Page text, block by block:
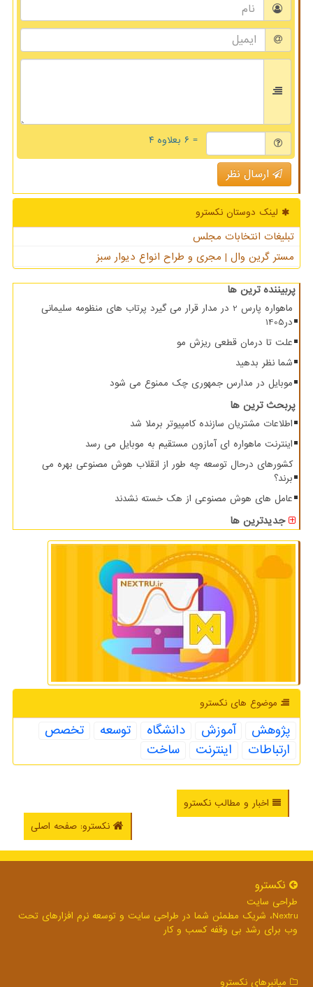
= ۶ بعلاوه ۴
ارسال نظر
لینک دوستان نكسترو
تبلیغات انتخابات مجلس
مستر گرین وال | مجری و طراح انواع دیوار سبز
پربیننده ترین ها
ماهواره پارس 2 در مدار قرار می گیرد پرتاب های منظومه سلیمانی
در1405
علت تا درمان قطعی ریزش مو
شما نظر بدهید
موبایل در مدارس جمهوری چک ممنوع می شود
پربحث ترین ها
اطلاعات مشتریان سازنده کامپیوتر برملا شد
اینترنت ماهواره ای آمازون مستقیم به موبایل می رسد
کشورهای درحال توسعه چه طور از انقلاب هوش مصنوعی بهره می
برند؟
عامل های هوش مصنوعی از هک خسته نشدند
جدیدترین ها
موضوع های نكسترو
پژوهش آموزش دانشگاه توسعه
تخصص
ارتباطات
اینترنت ساخت
اخبار و مطالب نکسترو
نکسترو: صفحه اصلی
نكسترو
طراحی سایت
Nextru، شریک مطمئن شما در طراحی سایت و توسعه نرم افزارهای تحت
وب برای رشد بی وقفه کسب و کار
میانبرهای نكسترو